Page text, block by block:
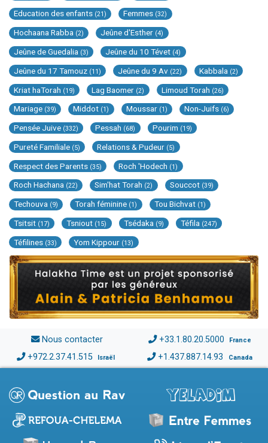
Education des enfants (21) Femmes (32)
Hochaana Rabba (2) Jeûne d'Esther (4)
Jeûne de Guedalia (3) Jeûne du 10 Tévet (4)
Jeûne du 17 Tamouz (11) Jeûne du 9 Av (22) Kabbala (2)
Kriat haTorah (19) Lag Baomer (2) Limoud Torah (26)
Mariage (39) Middot (1) Moussar (1) Non-Juifs (6)
Pensée Juive (332) Pessah (68) Pourim (19)
Pureté Familiale (5) Relations & Pudeur (5)
Respect des Parents (35) Roch 'Hodech (1)
Roch Hachana (22) Sim'hat Torah (2) Souccot (39)
Techouva (9) Torah féminine (1) Tou Bichvat (1)
Tsitsit (17) Tsniout (15) Tsédaka (9) Téfila (247)
Téfilines (33) Yom Kippour (13)
Nous contacter +33.1.80.20.5000 France
+972.2.37.41.515 Israël +1.437.887.14.93 Canada